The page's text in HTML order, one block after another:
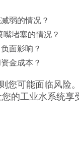
弱的情况？
堵塞的情况？
面影响？
金成本？
您可能面临风
的工业水系统享